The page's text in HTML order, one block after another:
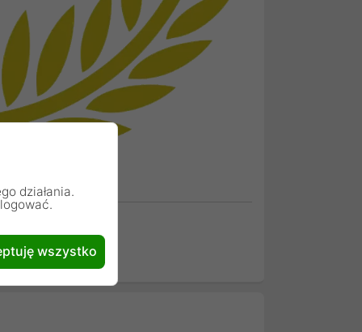
działania.
wszystko